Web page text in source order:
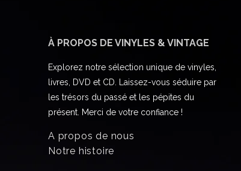
À PROPOS DE VINYLES & VINTAGE
Explorez notre sélection unique de vinyles,
livres, DVD et CD. Laissez-vous séduire par
les trésors du passé et les pépites du
présent. Merci de votre confiance !
A propos de nous
Notre histoire